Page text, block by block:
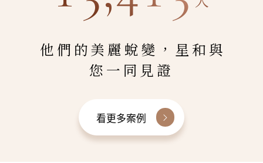
他們的美麗蛻變，星和與
您一同見證
看更多案例